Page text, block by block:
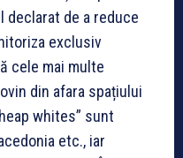
declarat de a reduce
exclusiv
cele mai multe
din afara spațiului
whites” sunt
etc., iar